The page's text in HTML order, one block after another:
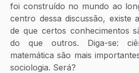
foi construído no mundo ao
centro dessa discussão, existe
de que certos conhecimentos
do que outros. Diga-se:
matemática são mais
sociologia. Será?